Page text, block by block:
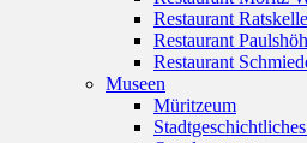
Restaurant
Restaurant
Restaurant
Museen
Müritzeum